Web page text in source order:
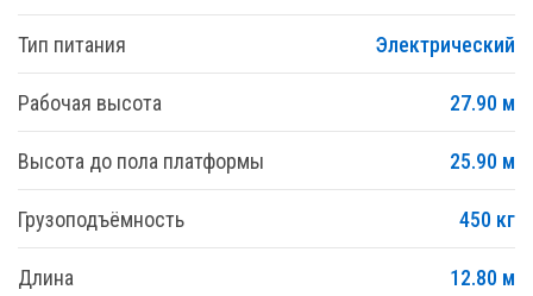
Тип питания Электрический
Рабочая высота 27.90 м
Высота до пола платформы 25.90 м
Грузоподъёмность 450 кг
Длина 12.80 м